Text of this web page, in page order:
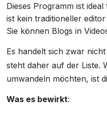
Dieses Programm ist
ist kein traditioneller
Sie können Blogs in
Es handelt sich zwar
steht daher auf der Liste.
umwandeln möchten, ist
Was es bewirkt: